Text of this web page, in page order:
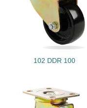
102 DDR 100